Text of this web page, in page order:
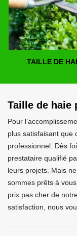
TAILLE DE
Taille de haie
Pour
plus satisfaisant que
professionnel. Dès
prestataire qualifié
leurs projets. Mais
sommes prêts à
prix pas cher de
satisfaction, nous